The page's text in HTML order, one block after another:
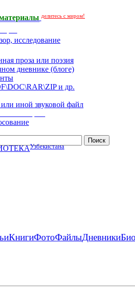
делитесь с миром!
исследование
проза или поэзия
дневнике (блоге)
и др.
иной звуковой файл
Узбекистана
КнигиФотоФайлыДневники